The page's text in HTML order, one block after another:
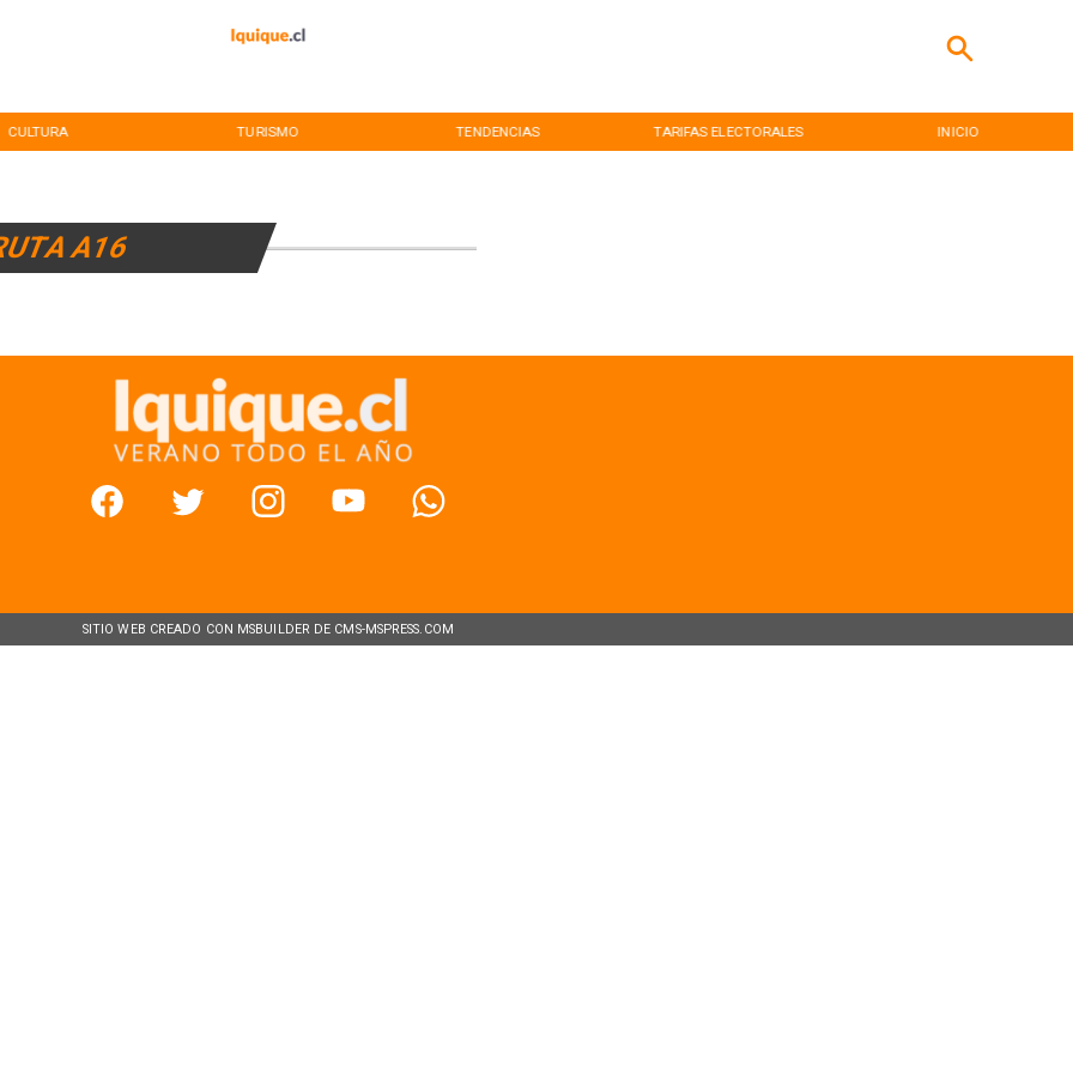
CULTURA TURISMO TENDENCIAS TARIFAS ELECTORALES INICIO
A16
SITIO WEB CREADO CON MSBUILDER DE CMS-MSPRESS.COM